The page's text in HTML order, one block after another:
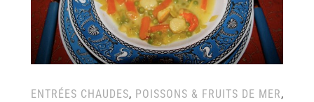
ENTRÉES CHAUDES, POISSONS & FRUITS DE MER,